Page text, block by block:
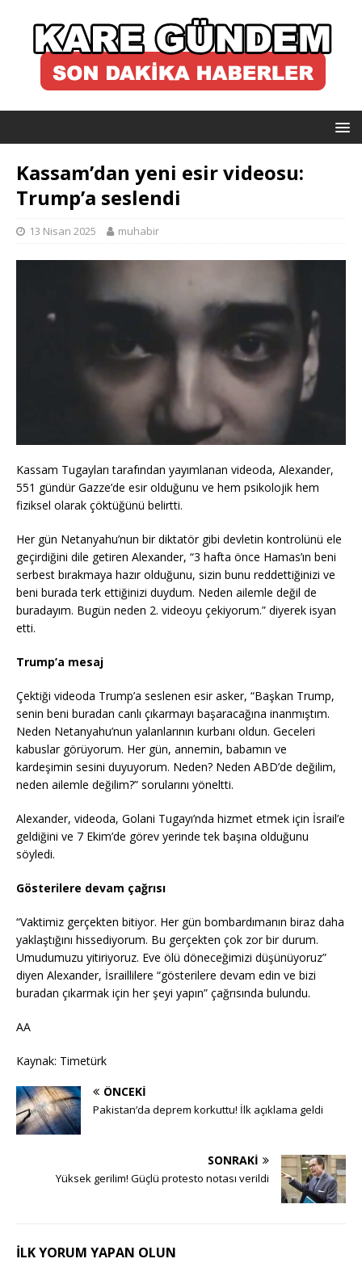
Kassam’dan yeni esir videosu:
Trump’a seslendi
13 Nisan 2025 muhabir
Kassam Tugayları tarafından yayımlanan videoda, Alexander,
551 gündür Gazze’de esir olduğunu ve hem psikolojik hem
fiziksel olarak çöktüğünü belirtti.
Her gün Netanyahu’nun bir diktatör gibi devletin kontrolünü ele
geçirdiğini dile getiren Alexander, “3 hafta önce Hamas’ın beni
serbest bırakmaya hazır olduğunu, sizin bunu reddettiğinizi ve
beni burada terk ettiğinizi duydum. Neden ailemle değil de
buradayım. Bugün neden 2. videoyu çekiyorum.” diyerek isyan
etti.
Trump’a mesaj
Çektiği videoda Trump’a seslenen esir asker, “Başkan Trump,
senin beni buradan canlı çıkarmayı başaracağına inanmıştım.
Neden Netanyahu’nun yalanlarının kurbanı oldun. Geceleri
kabuslar görüyorum. Her gün, annemin, babamın ve
kardeşimin sesini duyuyorum. Neden? Neden ABD’de değilim,
neden ailemle değilim?” sorularını yöneltti.
Alexander, videoda, Golani Tugayı’nda hizmet etmek için İsrail’e
geldiğini ve 7 Ekim’de görev yerinde tek başına olduğunu
söyledi.
Gösterilere devam çağrısı
“Vaktimiz gerçekten bitiyor. Her gün bombardımanın biraz daha
yaklaştığını hissediyorum. Bu gerçekten çok zor bir durum.
Umudumuzu yitiriyoruz. Eve ölü döneceğimizi düşünüyoruz”
diyen Alexander, İsraillilere “gösterilere devam edin ve bizi
buradan çıkarmak için her şeyi yapın” çağrısında bulundu.
AA
Kaynak: Timetürk
ÖNCEKI
Pakistan’da deprem korkuttu! İlk açıklama geldi
SONRAKI
Yüksek gerilim! Güçlü protesto notası verildi
İLK YORUM YAPAN OLUN